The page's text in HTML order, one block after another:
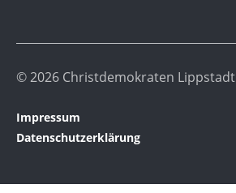
© 2026 Christdemokraten Lippstadt
Impressum
Datenschutzerklärung